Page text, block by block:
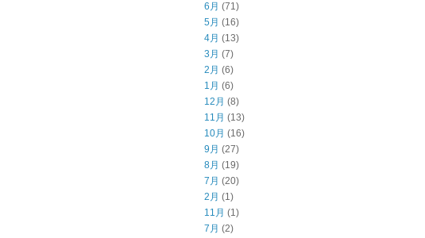
6月 (71)
5月 (16)
4月 (13)
3月 (7)
2月 (6)
1月 (6)
12月 (8)
11月 (13)
10月 (16)
9月 (27)
8月 (19)
7月 (20)
2月 (1)
11月 (1)
7月 (2)